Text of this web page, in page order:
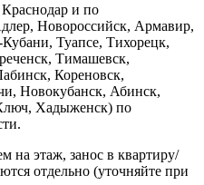
Краснодар и по
Новороссийск, Армавир,
Туапсе, Тихорецк,
Тимашевск,
Кореновск,
Новокубанск, Абинск,
Хадыженск) по
на этаж, занос в квартиру/
отдельно (уточняйте при